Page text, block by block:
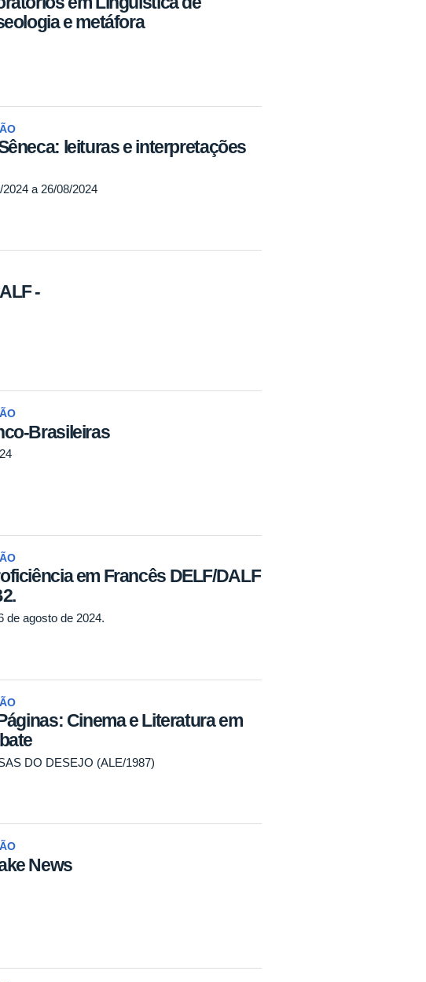
e metáfora
leituras e interpretações
a 26/08/2024
-
Brasileiras
em Francês DELF/DALF
de agosto de 2024.
Cinema e Literatura em
DO DESEJO (ALE/1987)
News